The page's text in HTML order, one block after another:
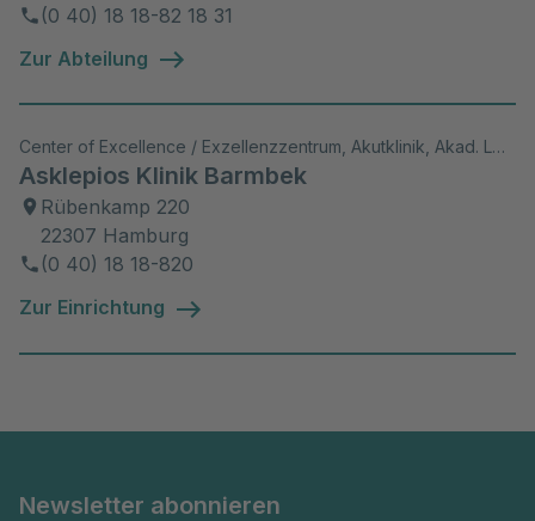
(0 40) 18 18-82 18 31
Zur Abteilung
Center of Excellence / Exzellenzzentrum, Akutklinik, Akad. Lehrkrankenhaus, Wiss. Aktivitäten
Asklepios Klinik Barmbek
Rübenkamp 220
22307 Hamburg
(0 40) 18 18-820
Zur Einrichtung
Newsletter abonnieren